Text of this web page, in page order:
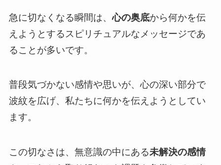
急に切なくなる瞬間は、心の奥底から何かを伝
えようとするスピリチュアルなメッセージであ
ることが多いです。
普段気づかない感情や思いが、心の深い部分で
波紋を広げ、私たちに何かを伝えようとしてい
ます。
この切なさは、無意識の中にある未解決の感情